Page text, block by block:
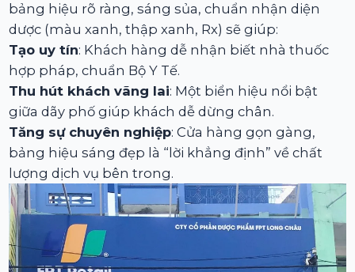
bảng hiệu rõ ràng, sáng sủa, chuẩn nhận diện
dược (màu xanh, thập xanh, Rx) sẽ giúp:
Tạo uy tín: Khách hàng dễ nhận biết nhà thuốc
hợp pháp, chuẩn Bộ Y Tế.
Thu hút khách vãng lai: Một biển hiệu nổi bật
giữa dãy phố giúp khách dễ dừng chân.
Tăng sự chuyên nghiệp: Cửa hàng gọn gàng,
bảng hiệu sáng đẹp là “lời khẳng định” về chất
lượng dịch vụ bên trong.